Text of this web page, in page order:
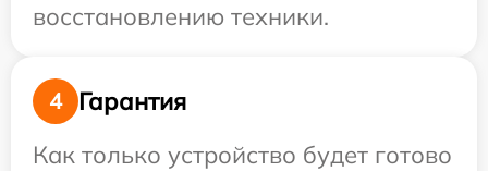
восстановлению техники.
4
Гарантия
Как только устройство будет готово